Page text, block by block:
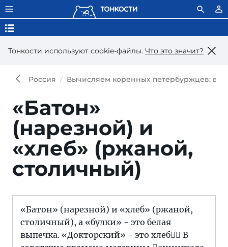
Тонкости используют сookie-файлы. Что это значит?
Россия Вычисляем коренных петербуржцев:
«Батон»
(нарезной) и
«хлеб» (ржаной,
столичный)
«Батон» (нарезной) и «хлеб» (ржаной,
столичный), а «булки» - это белая
выпечка. «Докторский» - это хлеб👆🏼 В